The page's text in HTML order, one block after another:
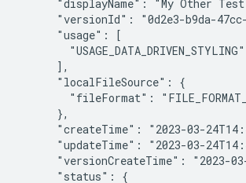
"displayName": "My Other Test
"versionId": "0d2e3-b9da-
      "usage": [
        "USAGE_DATA_DRIVEN_STYLING"
      ],
      "localFileSource": {
"fileFormat":
      },
"createTime": "2023-03-
"updateTime": "2023-03-
"versionCreateTime": "2023-
      "status": {